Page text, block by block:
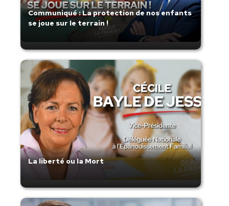
Communiqué : La protection de nos enfants
se joue sur le terrain !
La liberté ou la Mort